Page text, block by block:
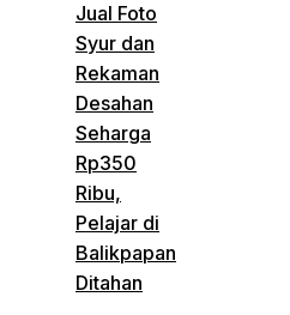
Jual Foto
Syur dan
Rekaman
Desahan
Seharga
Rp350
Ribu,
Pelajar di
Balikpapan
Ditahan